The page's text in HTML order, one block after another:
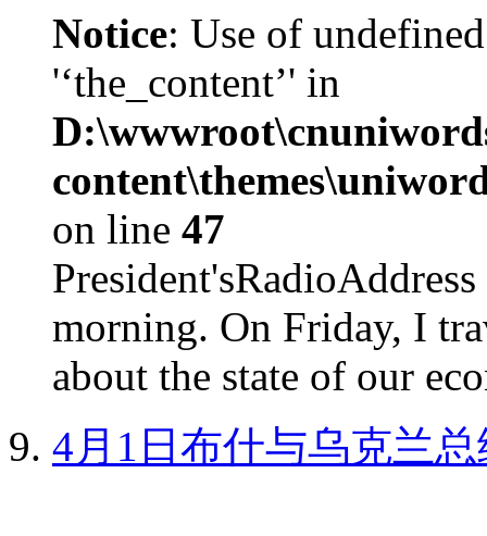
Notice: Use of
'‘the_content’' in
on line 47
morning. On Friday, I
about the state of our
4月1日布什与乌克兰